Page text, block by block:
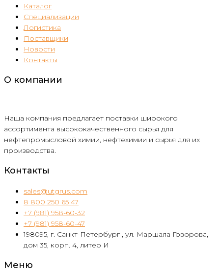
Каталог
Специализации
Логистика
Поставщики
Новости
Контакты
О компании
Наша компания предлагает поставки широкого
ассортимента высококачественного сырья для
нефтепромысловой химии, нефтехимии и сырья для их
производства.
Контакты
sales@utgrus.com
8 800 250 65 47
+7 (981) 958-60-32
+7 (981) 958-60-47
198095, г. Санкт-Петербург , ул. Маршала Говорова,
дом 35, корп. 4, литер И
Меню